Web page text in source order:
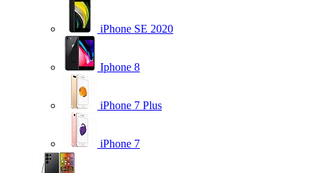
iPhone SE 2020
Iphone 8
iPhone 7 Plus
iPhone 7